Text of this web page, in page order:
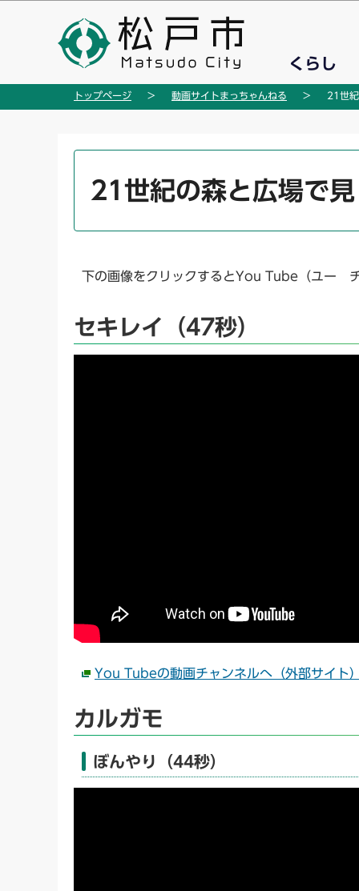
の
くらし
トップページ 動画サイトまっちゃんねる 21世
21世紀の森と広場で
下の画像をクリックするとYou Tube（ユー
セキレイ（47秒）
You Tubeの動画チャンネルへ（外部サイト
カルガモ
ぼんやり（44秒）